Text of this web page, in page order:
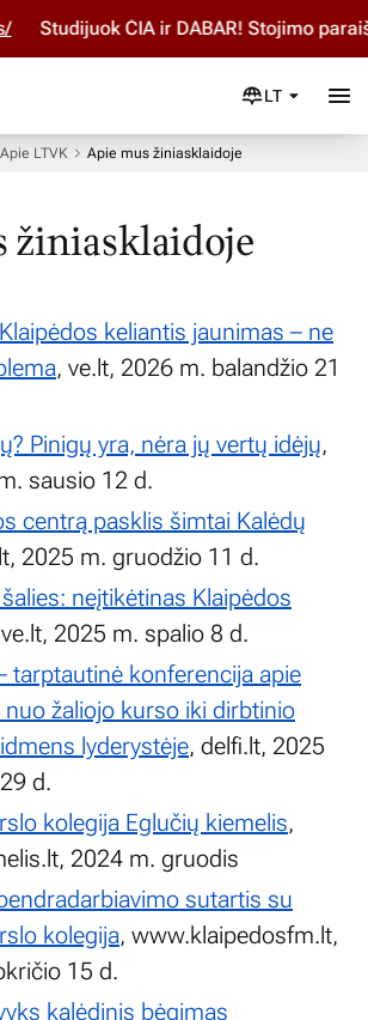
Studijuok ČIA ir DABAR! Stojimo
LT
Apie LTVK Apie mus žiniasklaidoje
žiniasklaidoje
keliantis jaunimas – ne
, ve.lt, 2026 m. balandžio 21
Pinigų yra, nėra jų vertų idėjų,
sausio 12 d.
centrą pasklis šimtai Kalėdų
2025 m. gruodžio 11 d.
neįtikėtinas Klaipėdos
2025 m. spalio 8 d.
tarptautinė konferencija apie
nuo žaliojo kurso iki dirbtinio
lyderystėje, delfi.lt, 2025
d.
kolegija Eglučių kiemelis,
2024 m. gruodis
sutartis su
kolegija, www.klaipedosfm.lt,
15 d.
kalėdinis bėgimas